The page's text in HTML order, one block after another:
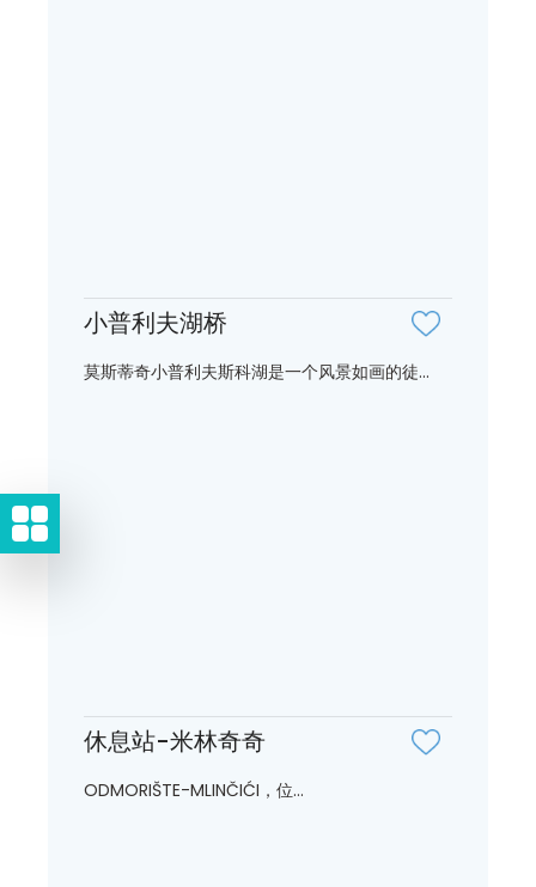
小普利夫湖桥
莫斯蒂奇小普利夫斯科湖是一个风景如画的徒...
休息站-米林奇奇
ODMORIŠTE-MLINČIĆI，位...